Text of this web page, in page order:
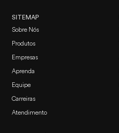
SITEMAP
Sobre Nós
Produtos
Empresas
Aprenda
Equipe
Carreiras
Atendimento